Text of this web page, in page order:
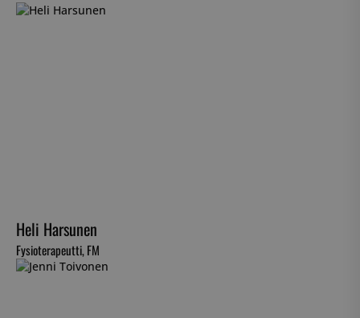
Heli Harsunen
Fysioterapeutti, FM